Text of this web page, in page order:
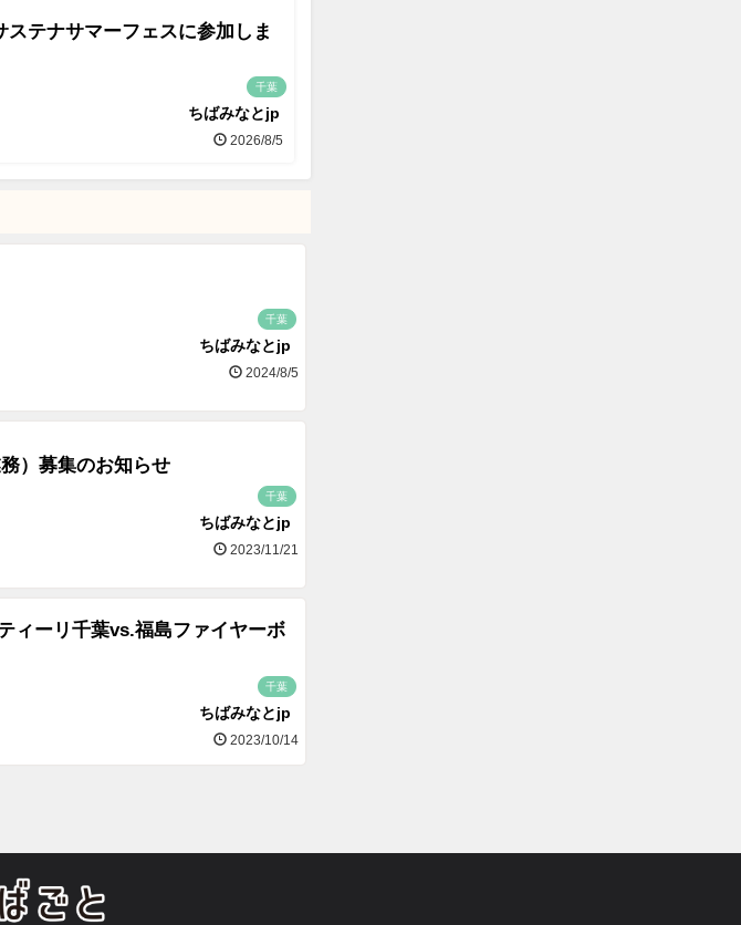
ステナサマーフェスに参加しま
千葉
ちばみなとjp
2026/8/5
千葉
ちばみなとjp
2024/8/5
）募集のお知らせ
千葉
ちばみなとjp
2023/11/21
ィーリ千葉vs.福島ファイヤーボ
千葉
ちばみなとjp
2023/10/14